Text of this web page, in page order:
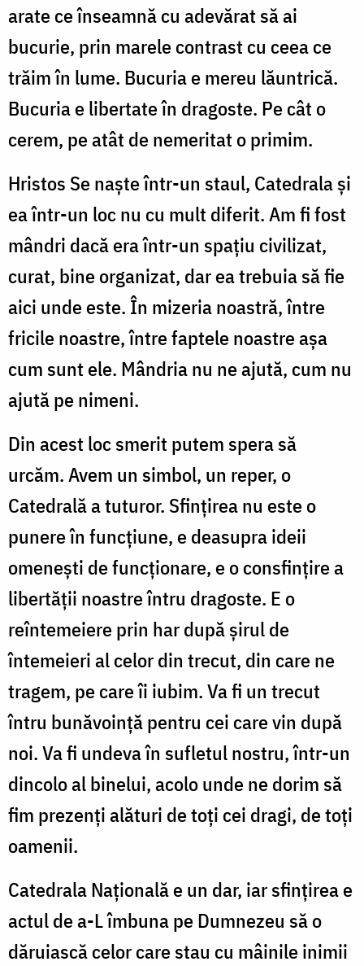
arate ce înseamnă cu adevărat să ai
bucurie, prin marele contrast cu ceea ce
trăim în lume. Bucuria e mereu lăuntrică.
Bucuria e libertate în dragoste. Pe cât o
cerem, pe atât de nemeritat o primim.
Hristos Se naște într-un staul, Catedrala și
ea într-un loc nu cu mult diferit. Am fi fost
mândri dacă era într-un spațiu civilizat,
curat, bine organizat, dar ea trebuia să fie
aici unde este. În mizeria noastră, între
fricile noastre, între faptele noastre așa
cum sunt ele. Mândria nu ne ajută, cum nu
ajută pe nimeni.
Din acest loc smerit putem spera să
urcăm. Avem un simbol, un reper, o
Catedrală a tuturor. Sfințirea nu este o
punere în funcțiune, e deasupra ideii
omenești de funcționare, e o consfințire a
libertății noastre întru dragoste. E o
reîntemeiere prin har după șirul de
întemeieri al celor din trecut, din care ne
tragem, pe care îi iubim. Va fi un trecut
întru bunăvoință pentru cei care vin după
noi. Va fi undeva în sufletul nostru, într-un
dincolo al binelui, acolo unde ne dorim să
fim prezenți alături de toți cei dragi, de toți
oamenii.
Catedrala Națională e un dar, iar sfințirea e
actul de a-L îmbuna pe Dumnezeu să o
dăruiască celor care stau cu mâinile inimii